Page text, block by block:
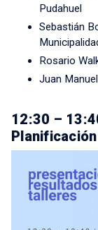
Pudahuel
Sebastián
Rosario
Juan
12:30 –